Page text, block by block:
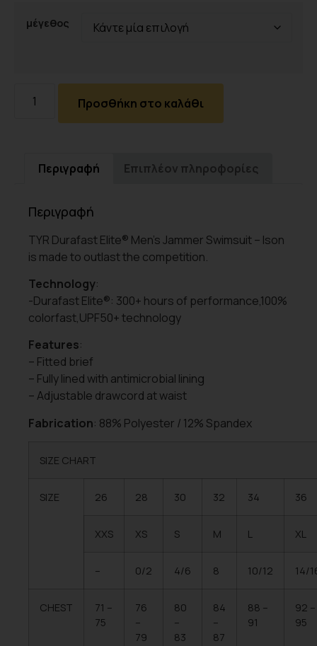
μέγεθος
Προσθήκη στο καλάθι
Περιγραφή Επιπλέον πληροφορίες
Περιγραφή
TYR Durafast Elite® Men’s Jammer Swimsuit – Ison
is made to outlast the competition.
Technology:
-Durafast Elite®: 300+ hours of performance,100%
colorfast,UPF50+ technology
Features:
– Fitted brief
– Fully lined with antimicrobial lining
– Adjustable drawcord at waist
Fabrication: 88% Polyester / 12% Spandex
SIZE CHART
SIZE 26 28 30 32 34 36
XXS XS S M L XL
– 0/2 4/6 8 10/12 14/
CHEST
71 –
75
76
–
79
80
–
83
84
–
87
88 –
91
92 –
95